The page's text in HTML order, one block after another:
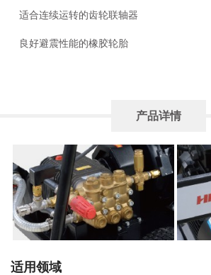
适合连续运转的齿轮联轴器
良好避震性能的橡胶轮胎
产品详情
适用领域